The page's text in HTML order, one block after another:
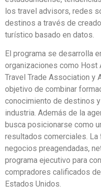
los travel advisors, redes
destinos a través de
turístico basado en datos.
El programa se desarrolla
organizaciones como Host
Travel Trade Association y
objetivo de combinar
conocimiento de destinos
industria. Además de la
busca posicionarse como
resultados comerciales. La
negocios preagendadas,
programa ejecutivo para
compradores calificados
Estados Unidos.